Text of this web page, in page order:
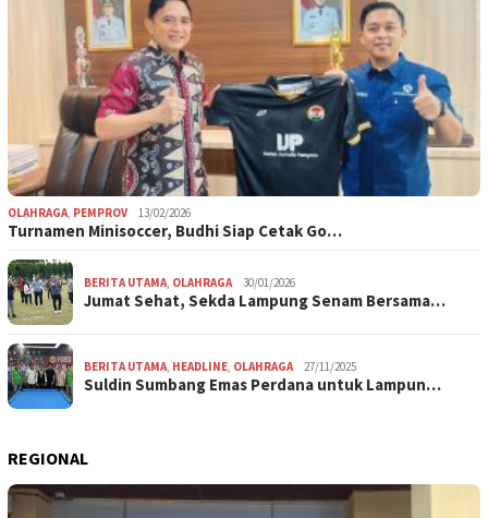
OLAHRAGA, PEMPROV 13/02/2026
Turnamen Minisoccer, Budhi Siap Cetak Go…
BERITA UTAMA, OLAHRAGA 30/01/2026
Jumat Sehat, Sekda Lampung Senam Bersama…
BERITA UTAMA, HEADLINE, OLAHRAGA 27/11/2025
Suldin Sumbang Emas Perdana untuk Lampun…
REGIONAL